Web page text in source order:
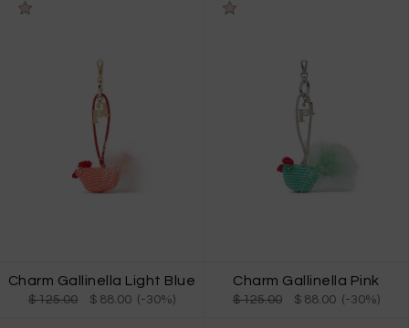
Charm Gallinella Light Blue
$ 125.00 $ 88.00 (-30%)
Charm Gallinella Pink
$ 125.00 $ 88.00 (-30%)